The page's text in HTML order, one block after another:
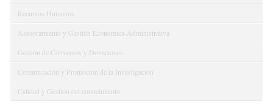
Recursos Humanos
Asesoramiento y Gestión Económica-Administrativa
Gestión de Convenios y Donaciones
Comunicación y Promoción de la Investigación
Calidad y Gestión del conocimiento